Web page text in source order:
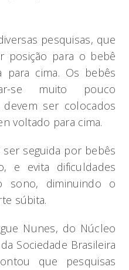
pesquisas, que
posição para o bebê
cima. Os bebês
se muito pouco
ser colocados
voltado para cima.
seguida por bebês
e evita dificuldades
sono, diminuindo o
súbita.
Nunes, do Núcleo
Sociedade Brasileira
que pesquisas